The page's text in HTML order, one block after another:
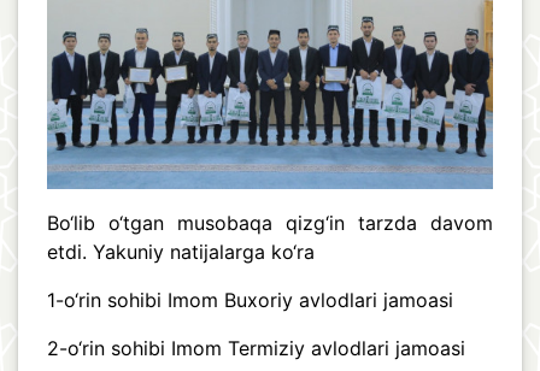
Bo‘lib o‘tgan musobaqa qizg‘in tarzda davom
etdi. Yakuniy natijalarga ko‘ra
1-o‘rin sohibi Imom Buxoriy avlodlari jamoasi
2-o‘rin sohibi Imom Termiziy avlodlari jamoasi